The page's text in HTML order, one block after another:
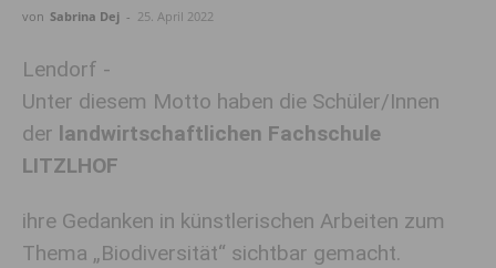
von Sabrina Dej - 25. April 2022
Lendorf -
Unter diesem Motto haben die Schüler/Innen
der landwirtschaftlichen Fachschule
LITZLHOF
ihre Gedanken in künstlerischen Arbeiten zum
Thema „Biodiversität“ sichtbar gemacht.